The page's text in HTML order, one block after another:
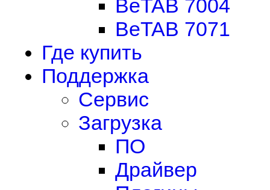
BeTAB 7004
BeTAB 7071
Где купить
Поддержка
Сервис
Загрузка
ПО
Драйвер